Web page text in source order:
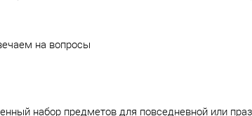
на вопросы
набор предметов для повседневной или